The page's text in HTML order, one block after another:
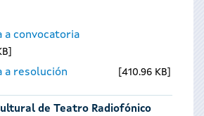
a convocatoria
a resolución 410.96 KB
de Teatro Radiofónico